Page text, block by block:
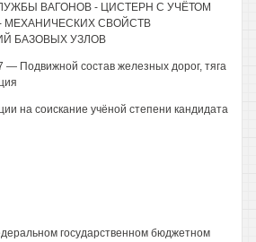
ВАГОНОВ - ЦИСТЕРН С УЧЁТОМ
МЕХАНИЧЕСКИХ СВОЙСТВ
БАЗОВЫХ УЗЛОВ
— Подвижной состав железных дорог, тяга
на соискание учёной степени кандидата
государственном бюджетном